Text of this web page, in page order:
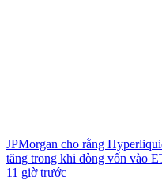
JPMorgan cho rằng
tăng trong khi dòng vốn vào
11 giờ trước